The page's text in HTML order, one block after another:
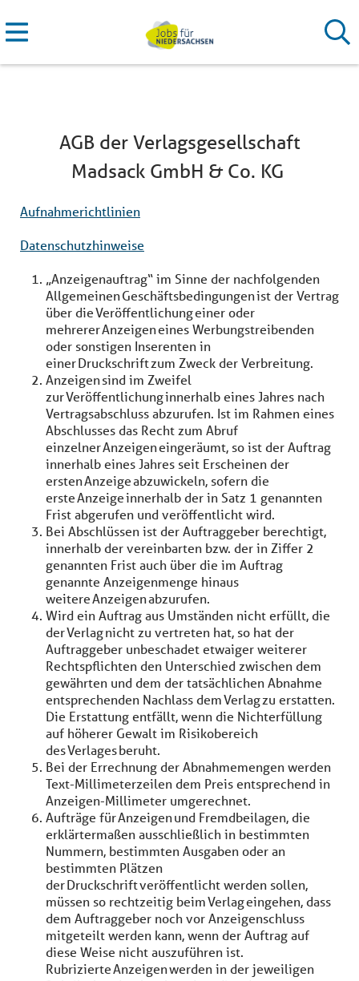
AGB der Verlagsgesellschaft
Madsack GmbH & Co. KG
Aufnahmerichtlinien
Datenschutzhinweise
„Anzeigenauftrag“ im Sinne der nachfolgenden
Allgemeinen Geschäftsbedingungen ist der Vertrag
über die Veröffentlichung einer oder
mehrerer Anzeigen eines Werbungstreibenden
oder sonstigen Inserenten in
einer Druckschrift zum Zweck der Verbreitung.
Anzeigen sind im Zweifel
zur Veröffentlichung innerhalb eines Jahres nach
Vertragsabschluss abzurufen. Ist im Rahmen eines
Abschlusses das Recht zum Abruf
einzelner Anzeigen eingeräumt, so ist der Auftrag
innerhalb eines Jahres seit Erscheinen der
ersten Anzeige abzuwickeln, sofern die
erste Anzeige innerhalb der in Satz 1 genannten
Frist abgerufen und veröffentlicht wird.
Bei Abschlüssen ist der Auftraggeber berechtigt,
innerhalb der vereinbarten bzw. der in Ziffer 2
genannten Frist auch über die im Auftrag
genannte Anzeigenmenge hinaus
weitere Anzeigen abzurufen.
Wird ein Auftrag aus Umständen nicht erfüllt, die
der Verlag nicht zu vertreten hat, so hat der
Auftraggeber unbeschadet etwaiger weiterer
Rechtspflichten den Unterschied zwischen dem
gewährten und dem der tatsächlichen Abnahme
entsprechenden Nachlass dem Verlag zu erstatten.
Die Erstattung entfällt, wenn die Nichterfüllung
auf höherer Gewalt im Risikobereich
des Verlages beruht.
Bei der Errechnung der Abnahmemengen werden
Text-Millimeterzeilen dem Preis entsprechend in
Anzeigen-Millimeter umgerechnet.
Aufträge für Anzeigen und Fremdbeilagen, die
erklärtermaßen ausschließlich in bestimmten
Nummern, bestimmten Ausgaben oder an
bestimmten Plätzen
der Druckschrift veröffentlicht werden sollen,
müssen so rechtzeitig beim Verlag eingehen, dass
dem Auftraggeber noch vor Anzeigenschluss
mitgeteilt werden kann, wenn der Auftrag auf
diese Weise nicht auszuführen ist.
Rubrizierte Anzeigen werden in der jeweiligen